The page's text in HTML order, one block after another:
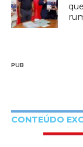
PUB
CONTEÚDO